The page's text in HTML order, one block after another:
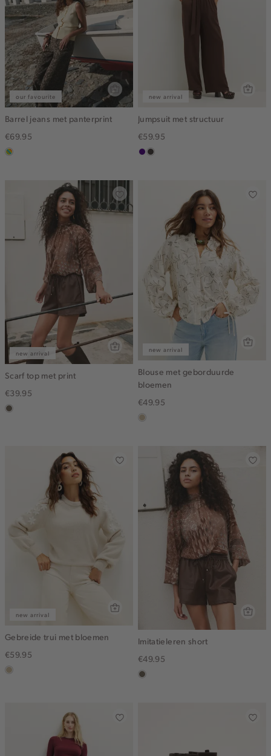
our favourite
Barrel jeans met panterprint
€69.95
meerkleurig
new arrival
Jumpsuit met structuur
€59.95
indigochoco
new arrival
Scarf top met print
€39.95
middenbruin
new arrival
Blouse met geborduurde
bloemen
€49.95
lichtzand
new arrival
Gebreide trui met bloemen
€59.95
lichtzand
Imitatieleren short
€49.95
middenbruin